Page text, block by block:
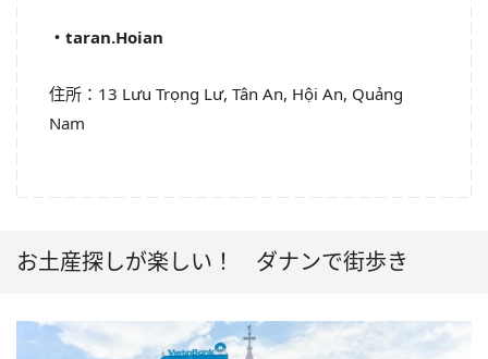
・taran.Hoian
住所：13 Lưu Trọng Lư, Tân An, Hội An, Quảng
Nam
お土産探しが楽しい！ ダナンで街歩き